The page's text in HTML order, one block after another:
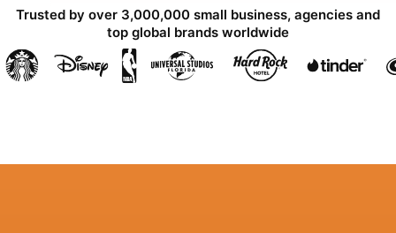
Trusted by over 3,000,000 small business, agencies and
top global brands worldwide